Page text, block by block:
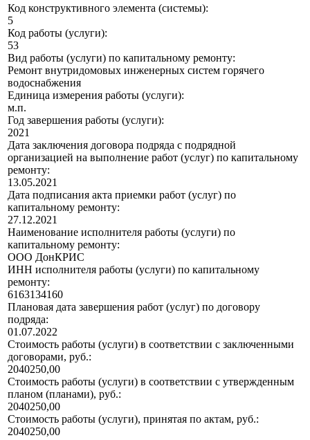
Код конструктивного элемента (системы):
5
Код работы (услуги):
53
Вид работы (услуги) по капитальному ремонту:
Ремонт внутридомовых инженерных систем горячего
водоснабжения
Единица измерения работы (услуги):
м.п.
Год завершения работы (услуги):
2021
Дата заключения договора подряда с подрядной
организацией на выполнение работ (услуг) по капитальному
ремонту:
13.05.2021
Дата подписания акта приемки работ (услуг) по
капитальному ремонту:
27.12.2021
Наименование исполнителя работы (услуги) по
капитальному ремонту:
ООО ДонКРИС
ИНН исполнителя работы (услуги) по капитальному
ремонту:
6163134160
Плановая дата завершения работ (услуг) по договору
подряда:
01.07.2022
Стоимость работы (услуги) в соответствии с заключенными
договорами, руб.:
2040250,00
Стоимость работы (услуги) в соответствии с утвержденным
планом (планами), руб.:
2040250,00
Стоимость работы (услуги), принятая по актам, руб.:
2040250,00